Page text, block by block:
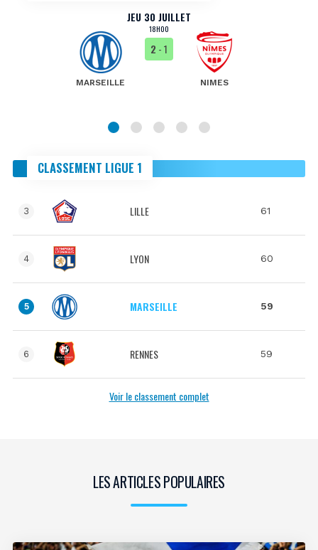
JEU 30 JUILLET
18H00
MARSEILLE
2 - 1
NIMES
CLASSEMENT LIGUE 1
3 LILLE 61
4 LYON 60
5 MARSEILLE 59
6 RENNES 59
Voir le classement complet
LES ARTICLES POPULAIRES